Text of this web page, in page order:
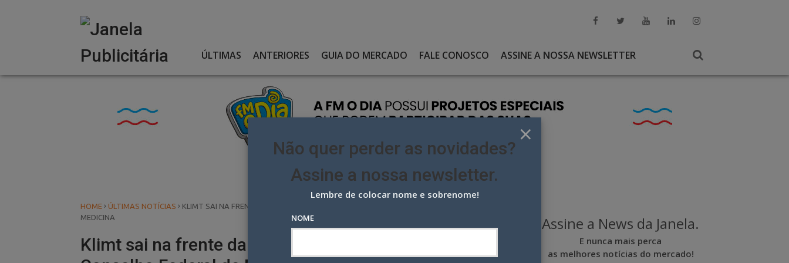
ÚLTIMAS ANTERIORES GUIA DO MERCADO FALE CONOSCO ASSINE A NOSSA NEWSLETTER
HOME › ÚLTIMAS NOTÍCIAS › KLIMT SAI NA FRENTE DA LICITAÇÃO PELA CONTA DIGITAL DO CONSELHO FEDERAL DE
MEDICINA
Klimt sai na frente da licitação pela conta digital do
Assine a News da Janela.
E nunca mais perca
as melhores notícias do mercado!
×
Não quer perder as novidades?
Assine a nossa newsletter.
Lembre de colocar nome e sobrenome!
NOME